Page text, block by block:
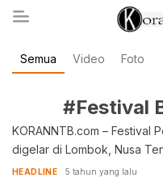
koranntb.com
Semua Video Foto
#Festival
KORANNTB.com – Festival
digelar di Lombok, Nusa
HEADLINE 5 tahun yang lalu